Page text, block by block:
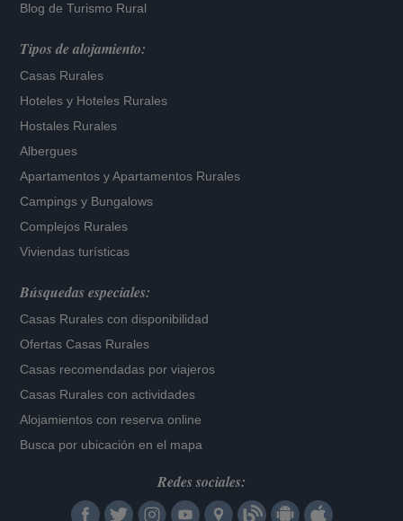
Blog de Turismo Rural
Tipos de alojamiento:
Casas Rurales
Hoteles y Hoteles Rurales
Hostales Rurales
Albergues
Apartamentos yApartamentos Rurales
Campings y Bungalows
Complejos Rurales
Viviendas turísticas
Búsquedas especiales:
Casas Rurales con disponibilidad
Ofertas Casas Rurales
Casas recomendadas por viajeros
Casas Rurales con actividades
Alojamientos con reserva online
Busca por ubicación en el mapa
Redes sociales: